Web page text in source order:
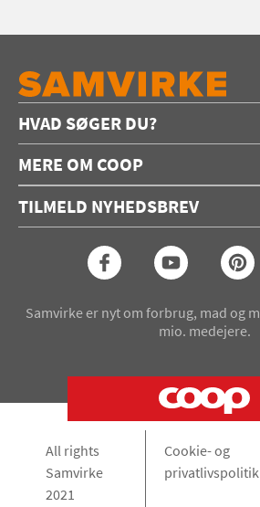
HVAD SØGER DU?
Forside
Opskrifter
Konkurrencer
MERE OM COOP
Annoncering
Coop medlem
TILMELD NYHEDSBREV
Samvirke er nyt om forbrug, mad og
mio. medejere.
All rights
Samvirke
2021
Cookie- og
privatlivspolitik